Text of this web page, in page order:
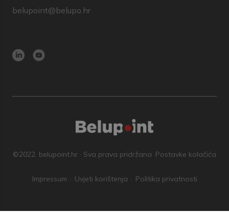
belupoint@belupo.hr
©2022. belupoint.hr · Sva prava pridržana ·Postavke kolačića
Impressum Uvjeti korištenja Politika privatnosti